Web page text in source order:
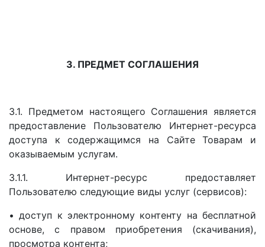
3. ПРЕДМЕТ СОГЛАШЕНИЯ
3.1. Предметом настоящего Соглашения является
предоставление Пользователю Интернет-ресурса
доступа к содержащимся на Сайте Товарам и
оказываемым услугам.
3.1.1.
Интернет-ресурс предоставляет
Пользователю следующие виды услуг (сервисов):
• доступ к электронному контенту на бесплатной
основе, с правом приобретения (скачивания),
просмотра контента;